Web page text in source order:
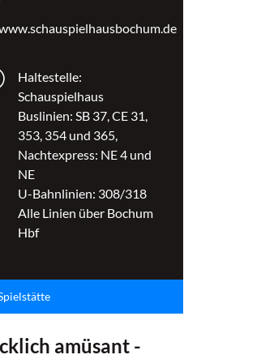
Haltestelle:
Schauspielhaus
Buslinien: SB 37, CE 31,
353, 354 und 365,
Nachtexpress: NE 4 und
NE
U-Bahnlinien: 308/318
Alle Linien über Bochum
Hbf
amüsant -